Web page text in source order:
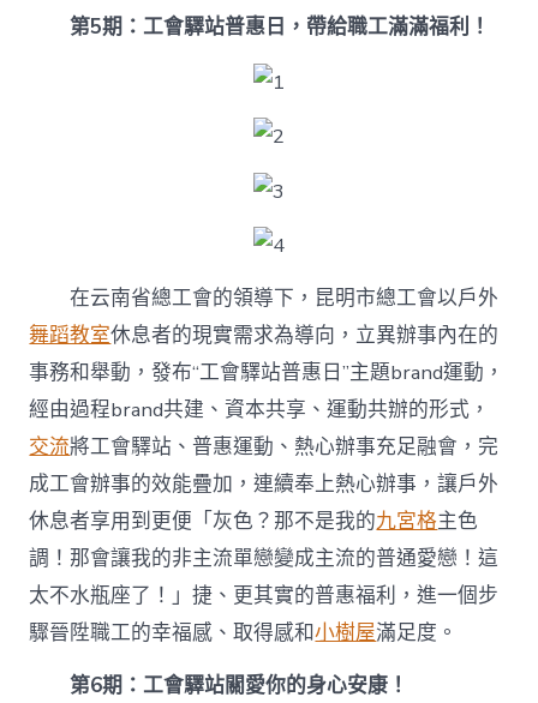
第5期：工會驛站普惠日，帶給職工滿滿福利！
在云南省總工會的領導下，昆明市總工會以戶外
舞蹈教室休息者的現實需求為導向，立異辦事內在的
事務和舉動，發布“工會驛站普惠日”主題brand運動，
經由過程brand共建、資本共享、運動共辦的形式，
交流將工會驛站、普惠運動、熱心辦事充足融會，完
成工會辦事的效能疊加，連續奉上熱心辦事，讓戶外
休息者享用到更便「灰色？那不是我的九宮格主色
調！那會讓我的非主流單戀變成主流的普通愛戀！這
太不水瓶座了！」捷、更其實的普惠福利，進一個步
驟晉陞職工的幸福感、取得感和小樹屋滿足度。
第6期：工會驛站關愛你的身心安康！